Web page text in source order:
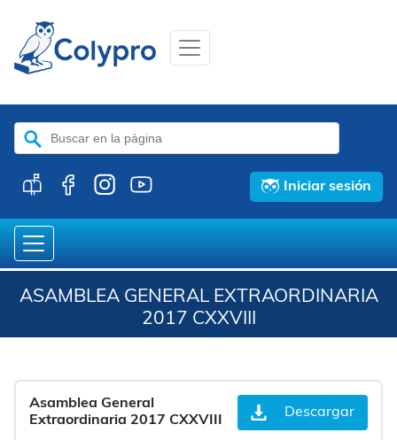
Buscar:
Iniciar sesión
ASAMBLEA GENERAL EXTRAORDINARIA
2017 CXXVIII
Asamblea General
Extraordinaria 2017 CXXVIII
Descargar